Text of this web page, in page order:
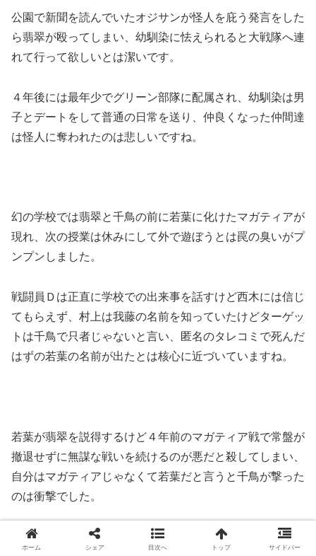
公園で新聞を読んでいたオジサンが怪人を庇う発言をした
ら翡翠が殴ってしまい、幼馴染に怯えられると大戦隊へ連
れて行って欲しいとは潔いです。
４年後には最年少でグリーン部隊に配属され、幼馴染は男
子とデートをして普通の日常を送り、仲良くなった仲間達
は怪人に奪われたのは悲しいですね。
幻の学校では翡翠と千鳥の前に若葉に化けたマガティアが
現れ、次の授業は休みにして外で遊ぼうとは罠の臭いがプ
ンプンしました。
戦闘員Ｄは正直に学校での出来事を話すけど西木には信じ
てもらえず、村上は我藤の名前を知っていたけどターゲッ
トは千鳥で只者じゃないと言い、匿名のタレコミで死んだ
はずの若葉の名前が出たとは核心に近づいていますね。
若葉が翡翠を説得するけど４年前のマガティア戦で常盤が
撤退せずに無謀な戦いを続けるのが悪だと殺してしまい、
自分はマガティアじゃなくて若葉だと言うと千鳥が撃った
のは衝撃でした。
刑事２人も幻の学校に入り込んでしまい、翡翠が校長に連
ホーム シェア 目次へ トップ サイドバー